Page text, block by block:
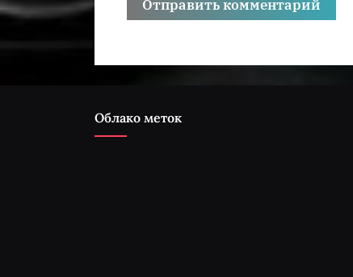
Облако меток